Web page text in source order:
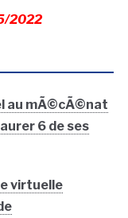
2022
au mÃ©cÃ©nat
6 de ses
virtuelle